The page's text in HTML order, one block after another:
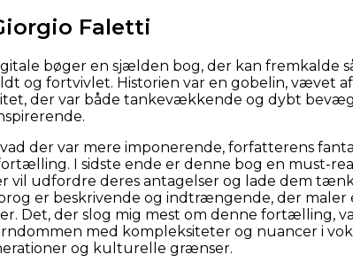
Faletti
bøger en sjælden bog, der kan fremkalde
og fortvivlet. Historien var en gobelin, vævet
der var både tankevækkende og dybt
der var mere imponerende, forfatterens
I sidste ende er denne bog en must-
vil udfordre deres antagelser og lade dem
er beskrivende og indtrængende, der
Det, der slog mig mest om denne fortælling,
med kompleksiteter og nuancer i
og kulturelle grænser.